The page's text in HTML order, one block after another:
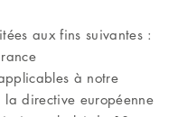
aux fins suivantes :
à notre
directive européenne